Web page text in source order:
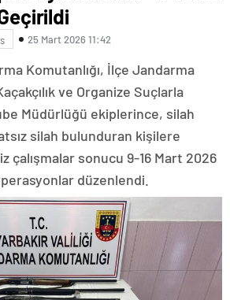
25 Mart 2026 11:42
Komutanlığı, İlçe Jandarma
ve Organize Suçlarla
Müdürlüğü ekiplerince, silah
silah bulunduran kişilere
çalışmalar sonucu 9-16 Mart 2026
düzenlendi.